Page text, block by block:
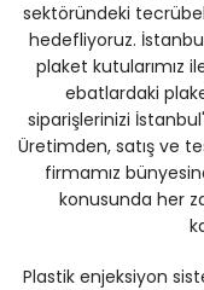
sektöründeki
hedefliyoruz.
plaket kutularımız
ebatlardaki
siparişlerinizi
Üretimden, satış ve
firmamız
konusunda her
Plastik enjeksiyon